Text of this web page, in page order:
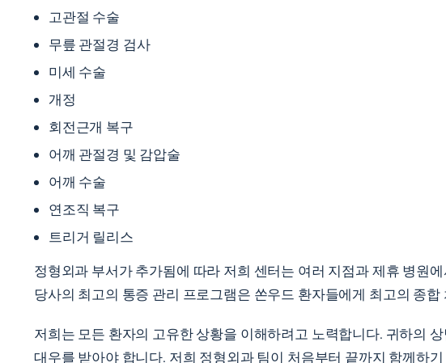
고관절 수술
무릎 관절경 검사
미세 수술
개정
회전근개 복구
어깨 관절경 및 감압술
어깨 수술
연조직 복구
트리거 릴리스
정형외과 부서가 추가됨에 따라 저희 센터는 여러 지점과 제휴 병원
당사의 최고의 통증 관리 프로그램은 쏜우드 환자들에게 최고의 종합
저희는 모든 환자의 고유한 상황을 이해하려고 노력합니다. 귀하의
대우를 받아야 합니다. 저희 정형외과 팀이 처음부터 끝까지 함께하